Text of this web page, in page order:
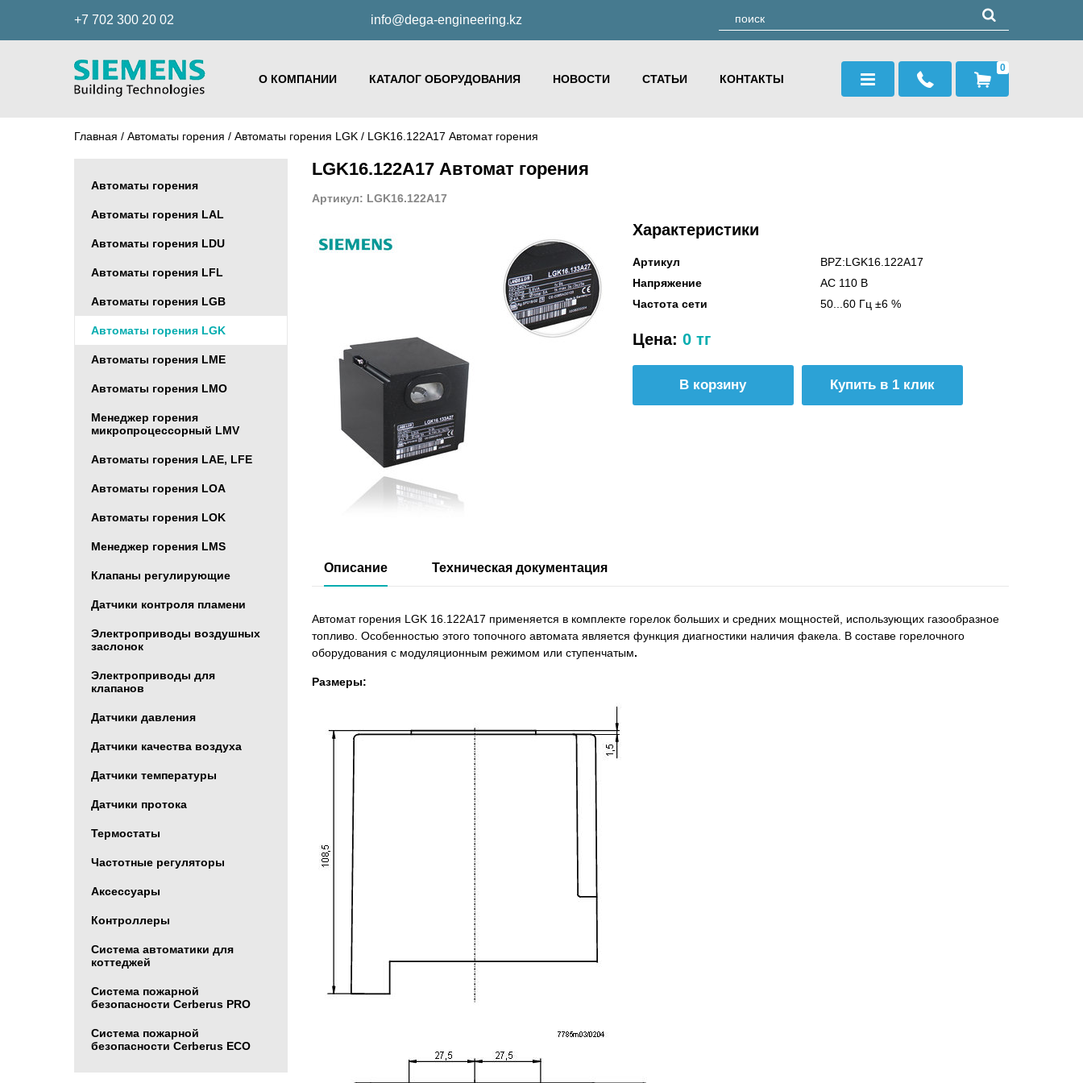
+7 702 300 20 02 info@dega-engineering.kz
О КОМПАНИИ КАТАЛОГ ОБОРУДОВАНИЯ НОВОСТИ СТАТЬИ КОНТАКТЫ
0
Главная / Автоматы горения / Автоматы горения LGK / LGK16.122A17 Автомат горения
Автоматы горения
Автоматы горения LAL
Автоматы горения LDU
Автоматы горения LFL
Автоматы горения LGB
Автоматы горения LGK
Автоматы горения LME
Автоматы горения LMO
Менеджер горения
микропроцессорный LMV
Автоматы горения LAE, LFE
Автоматы горения LOA
Автоматы горения LOK
Менеджер горения LMS
Клапаны регулирующие
Датчики контроля пламени
Электроприводы воздушных
заслонок
Электроприводы для
клапанов
Датчики давления
Датчики качества воздуха
Датчики температуры
Датчики протока
Термостаты
Частотные регуляторы
Аксессуары
Контроллеры
Система автоматики для
коттеджей
Система пожарной
безопасности Cerberus PRO
Система пожарной
безопасности Cerberus ECO
LGK16.122A17 Автомат горения
Артикул: LGK16.122A17
Характеристики
Артикул
BPZ:LGK16.122A17
Напряжение
AC 110 В
Частота сети
50...60 Гц ±6 %
Цена: 0 тг
Купить в 1 клик
Описание Техническая документация
Автомат горения LGK 16.122A17 применяется в комплекте горелок больших и средних мощностей, использующих газообразное
топливо. Особенностью этого топочного автомата является функция диагностики наличия факела. В составе горелочного
оборудования с модуляционным режимом или ступенчатым.
Размеры: